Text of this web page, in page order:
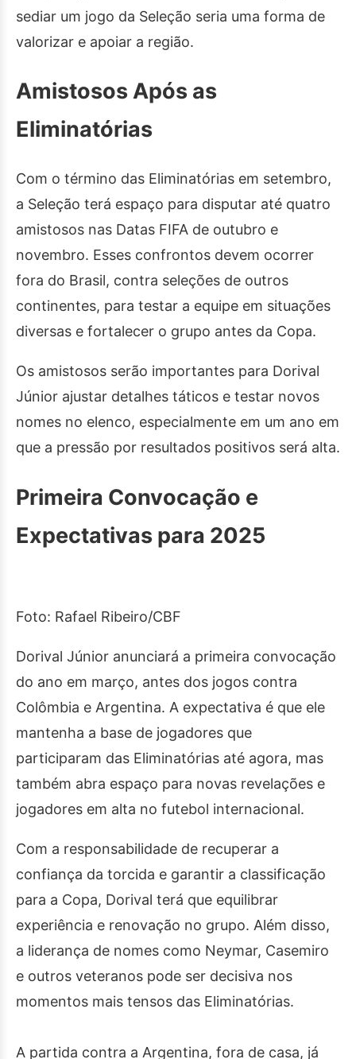
sediar um jogo da Seleção seria uma forma de
valorizar e apoiar a região.
Amistosos Após as
Eliminatórias
Com o término das Eliminatórias em setembro,
a Seleção terá espaço para disputar até quatro
amistosos nas Datas FIFA de outubro e
novembro. Esses confrontos devem ocorrer
fora do Brasil, contra seleções de outros
continentes, para testar a equipe em situações
diversas e fortalecer o grupo antes da Copa.
Os amistosos serão importantes para Dorival
Júnior ajustar detalhes táticos e testar novos
nomes no elenco, especialmente em um ano em
que a pressão por resultados positivos será alta.
Primeira Convocação e
Expectativas para 2025
Foto: Rafael Ribeiro/CBF
Dorival Júnior anunciará a primeira convocação
do ano em março, antes dos jogos contra
Colômbia e Argentina. A expectativa é que ele
mantenha a base de jogadores que
participaram das Eliminatórias até agora, mas
também abra espaço para novas revelações e
jogadores em alta no futebol internacional.
Com a responsabilidade de recuperar a
confiança da torcida e garantir a classificação
para a Copa, Dorival terá que equilibrar
experiência e renovação no grupo. Além disso,
a liderança de nomes como Neymar, Casemiro
e outros veteranos pode ser decisiva nos
momentos mais tensos das Eliminatórias.
A partida contra a Argentina, fora de casa, já